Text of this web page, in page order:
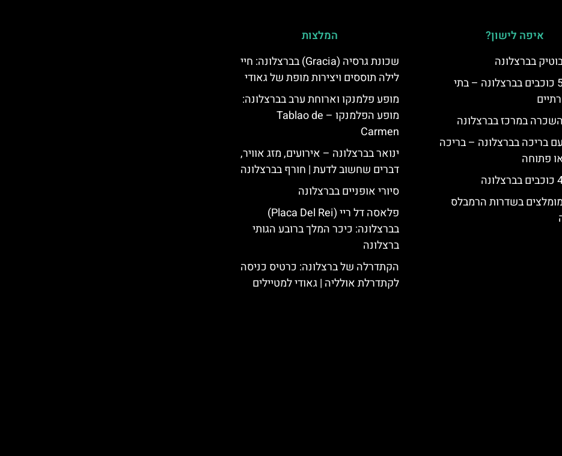
איפה לישון?
בברצלונה
מלונות 5 כוכבים בברצלונה – בתי
במרכז בברצלונה
בריכה בברצלונה – בריכה
פתוחה
בשדרות הרמבלס
המלצות
שכונת גרסיה (Gracia) בברצלונה: חיי
לילה תוססים ויצירות מופת של גאודי
מופע פלמנקו וארוחת ערב בברצלונה:
מופע הפלמנקו – Tablao de
Carmen
ינואר בברצלונה – אירועים, מזג אוויר,
דברים שחשוב לדעת | חורף בברצלונה
סיורי אופניים בברצלונה
פלאסה דל ריי (Placa Del Rei)
בברצלונה: כיכר המלך ברובע הגותי
ברצלונה
הקתדרלה של ברצלונה: כרטיס כניסה
לקתדרלת אולליה | גאודי למטיילים